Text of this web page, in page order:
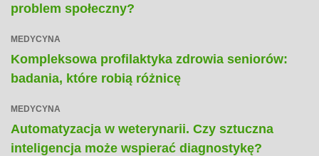
problem społeczny?
MEDYCYNA
Kompleksowa profilaktyka zdrowia seniorów:
badania, które robią różnicę
MEDYCYNA
Automatyzacja w weterynarii. Czy sztuczna
inteligencja może wspierać diagnostykę?